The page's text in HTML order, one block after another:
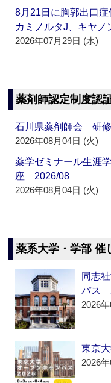
8月21日に胸郭出口
カミノルタJ、キヤノ
2026年07月29日 (水)
薬剤師認定制度認
石川県薬剤師会 研
2026年08月04日 (火)
薬学ゼミナール生涯
座 2026/08
2026年08月04日 (火)
薬系大学・学部 催
同志
パス
2026
東京
2026